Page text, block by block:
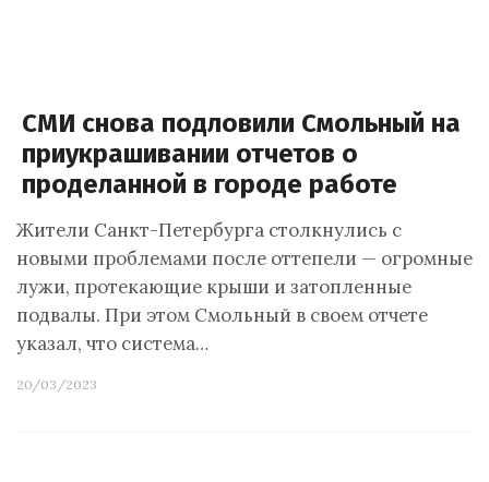
СМИ снова подловили Смольный на
приукрашивании отчетов о
проделанной в городе работе
Жители Санкт-Петербурга столкнулись с
новыми проблемами после оттепели — огромные
лужи, протекающие крыши и затопленные
подвалы. При этом Смольный в своем отчете
указал, что система…
20/03/2023